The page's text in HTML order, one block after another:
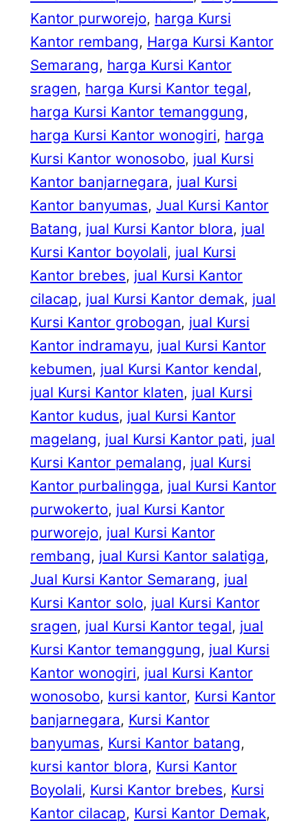
Kantor purworejo, harga Kursi
Kantor rembang, Harga Kursi Kantor
Semarang, harga Kursi Kantor
sragen, harga Kursi Kantor tegal
harga Kursi Kantor temanggung
harga Kursi Kantor wonogiri, harga
Kursi Kantor wonosobo, jual Kursi
Kantor banjarnegara, jual Kursi
Kantor banyumas, Jual Kursi Kantor
Batang, jual Kursi Kantor blora, jual
Kursi Kantor boyolali, jual Kursi
Kantor brebes, jual Kursi Kantor
cilacap, jual Kursi Kantor demak, jual
Kursi Kantor grobogan, jual Kursi
Kantor indramayu, jual Kursi Kantor
kebumen, jual Kursi Kantor kendal
jual Kursi Kantor klaten, jual Kursi
Kantor kudus, jual Kursi Kantor
magelang, jual Kursi Kantor pati, jual
Kursi Kantor pemalang, jual Kursi
Kantor purbalingga, jual Kursi Kantor
purwokerto, jual Kursi Kantor
purworejo, jual Kursi Kantor
rembang, jual Kursi Kantor salatiga
Jual Kursi Kantor Semarang, jual
Kursi Kantor solo, jual Kursi Kantor
sragen, jual Kursi Kantor tegal, jual
Kursi Kantor temanggung, jual Kursi
Kantor wonogiri, jual Kursi Kantor
wonosobo, kursi kantor, Kursi Kantor
banjarnegara, Kursi Kantor
banyumas, Kursi Kantor batang
kursi kantor blora, Kursi Kantor
Boyolali, Kursi Kantor brebes, Kursi
Kantor cilacap, Kursi Kantor Demak